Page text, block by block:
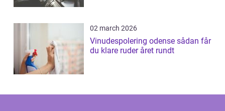
02 march 2026
Vinudespolering odense sådan får
du klare ruder året rundt